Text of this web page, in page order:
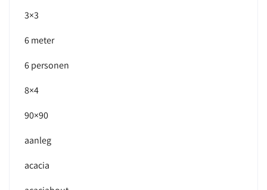
3×3
6 meter
6 personen
8×4
90×90
aanleg
acacia